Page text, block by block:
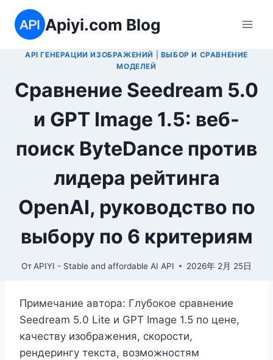
Перейти
содержимому
Apiyi.com Blog
API ГЕНЕРАЦИИ ИЗОБРАЖЕНИЙ
ВЫБОР И СРАВНЕНИЕ
МОДЕЛЕЙ
Сравнение Seedream 5.0
и GPT Image 1.5: веб-
поиск ByteDance против
лидера рейтинга
OpenAI, руководство по
выбору по 6 критериям
От APIYI - Stable and affordable AI API 2026年 2月 25日
Примечание автора: Глубокое сравнение
Seedream 5.0 Lite и GPT Image 1.5 по цене,
качеству изображения, скорости,
рендерингу текста, возможностям